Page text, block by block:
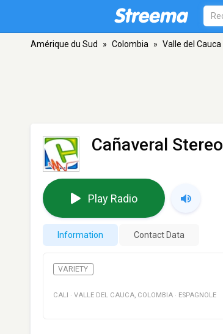
Amérique du Sud » Colombia » Valle del Cauca
Cañaveral Stereo
Play Radio
Information Contact Data
VARIETY
CALI · VALLE DEL CAUCA, COLOMBIA · ESPAGNOLE